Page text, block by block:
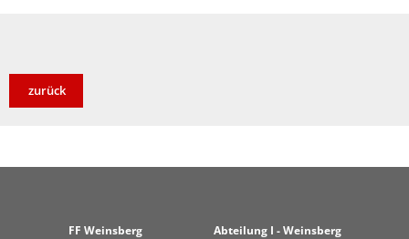
zurück
FF Weinsberg Abteilung I - Weinsberg